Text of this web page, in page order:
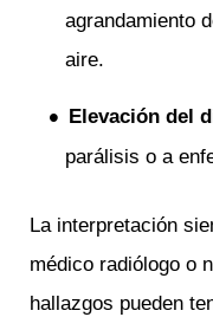
agrandamiento
aire.
Elevación del
parálisis o a
La interpretación
médico radiólogo o
hallazgos pueden